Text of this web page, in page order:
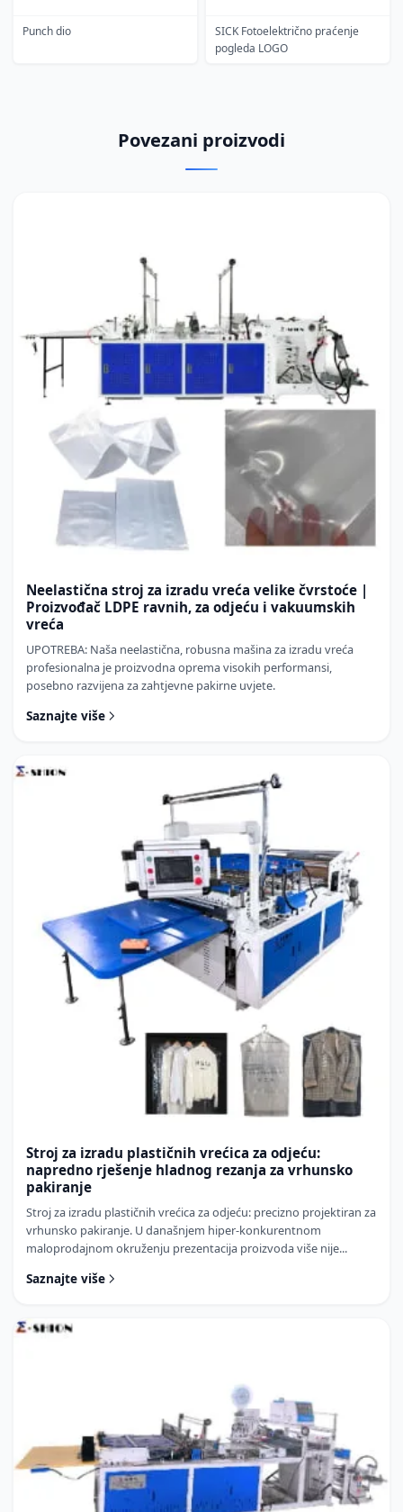
Punch dio
SICK Fotoelektrično praćenje
pogleda LOGO
Povezani proizvodi
Neelastična stroj za izradu vreća velike čvrstoće |
Proizvođač LDPE ravnih, za odjeću i vakuumskih
vreća
UPOTREBA: Naša neelastična, robusna mašina za izradu vreća
profesionalna je proizvodna oprema visokih performansi,
posebno razvijena za zahtjevne pakirne uvjete.
Saznajte više
Stroj za izradu plastičnih vrećica za odjeću:
napredno rješenje hladnog rezanja za vrhunsko
pakiranje
Stroj za izradu plastičnih vrećica za odjeću: precizno projektiran za
vrhunsko pakiranje. U današnjem hiper-konkurentnom
maloprodajnom okruženju prezentacija proizvoda više nije...
Saznajte više